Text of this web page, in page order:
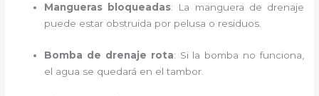
Mangueras bloqueadas: La manguera de drenaje
puede estar obstruida por pelusa o residuos.
Bomba de drenaje rota: Si la bomba no funciona,
el agua se quedará en el tambor.